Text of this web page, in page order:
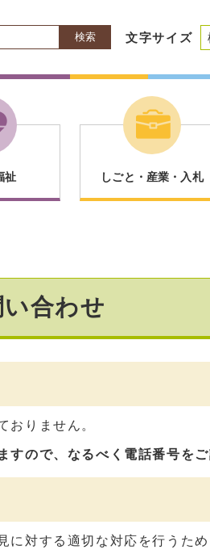
検索 文字サイズ
祉 しごと・産業・入札
い合わせ
おりません。
ので、なるべく電話番号をご
対する適切な対応を行うた